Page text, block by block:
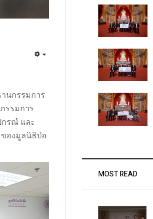
านกรรมการ
รรมการ
รณ์ และ
ของมูลนิธิป่อ
MOST READ